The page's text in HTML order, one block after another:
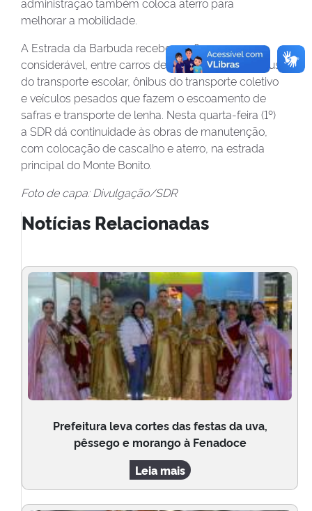
melhorar a mobilidade.
A Estrada da Barbuda recebe um fluxo
considerável, entre carros de passeio, micro-ônibus
do transporte escolar, ônibus do transporte coletivo
e veículos pesados que fazem o escoamento de
safras e transporte de lenha. Nesta quarta-feira (1º)
a SDR dá continuidade às obras de manutenção,
com colocação de cascalho e aterro, na estrada
principal do Monte Bonito.
Foto de capa: Divulgação/SDR
Notícias Relacionadas
Prefeitura leva cortes das festas da uva,
pêssego e morango à Fenadoce
Leia mais